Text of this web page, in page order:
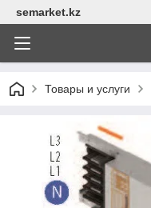
semarket.kz
Товары и услуги